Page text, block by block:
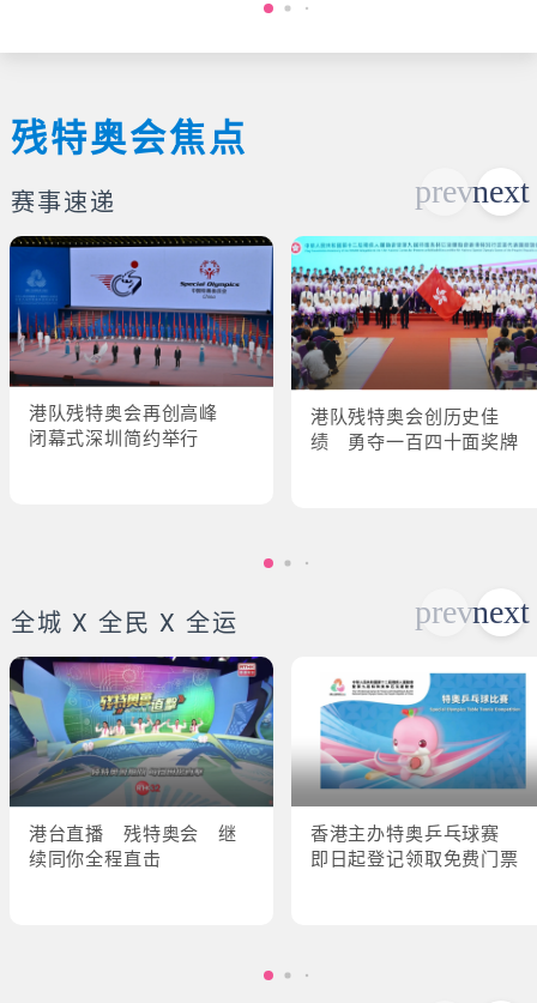
残特奥会焦点
赛事速递
港队残特奥会再创高峰
闭幕式深圳简约举行
港队残特奥会创历史佳
绩 勇夺一百四十面奖牌
全城 X 全民 X 全运
港台直播 残特奥会 继
续同你全程直击
香港主办特奥乒乓球赛
即日起登记领取免费门票